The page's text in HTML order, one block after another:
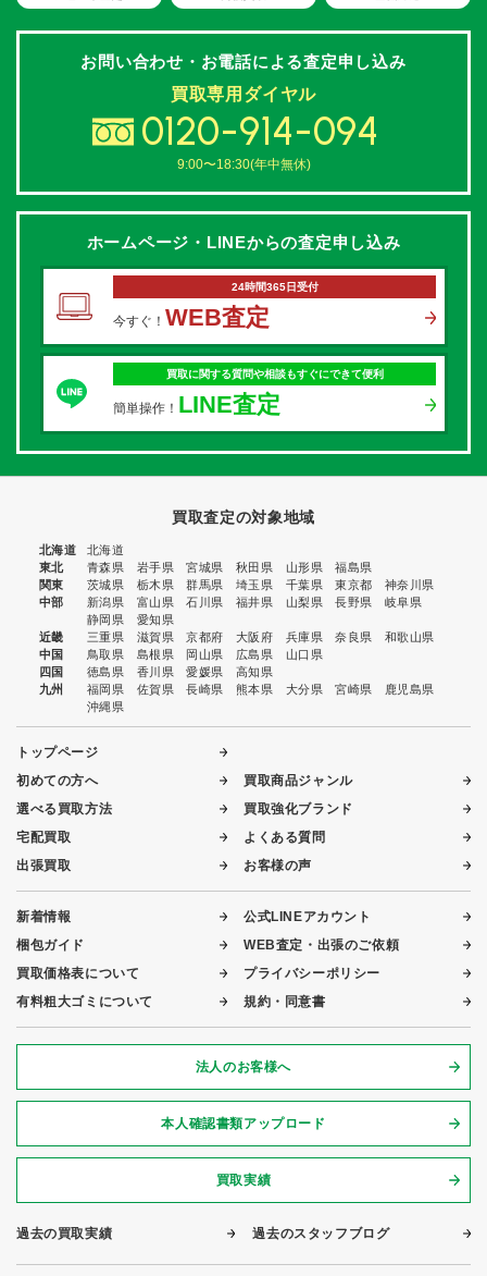
お問い合わせ・お電話による査定申し込み
買取専用ダイヤル
0120-914-094
9:00〜18:30(年中無休)
ホームページ・LINEからの査定申し込み
24時間365日受付
今すぐ！ WEB査定
買取に関する質問や相談もすぐにできて便利
簡単操作！ LINE査定
買取査定の対象地域
北海道
北海道
東北
青森県 岩手県 宮城県 秋田県 山形県
福島県
関東
茨城県 栃木県 群馬県 埼玉県 千葉県 東京都
神奈川県
中部
新潟県 富山県 石川県 福井県 山梨県 長野県
岐阜県
静岡県
愛知県
近畿
三重県 滋賀県 京都府 大阪府 兵庫県 奈良県
和歌山県
中国
鳥取県 島根県 岡山県 広島県
山口県
四国
徳島県 香川県 愛媛県
高知県
九州
福岡県 佐賀県 長崎県 熊本県 大分県 宮崎県
鹿児島県
沖縄県
トップページ
初めての方へ
選べる買取方法
宅配買取
出張買取
買取商品ジャンル
買取強化ブランド
よくある質問
お客様の声
新着情報
梱包ガイド
買取価格表について
有料粗大ゴミについて
公式LINEアカウント
WEB査定・出張のご依頼
プライバシーポリシー
規約・同意書
法人のお客様へ
本人確認書類アップロード
買取実績
過去の買取実績 過去のスタッフブログ